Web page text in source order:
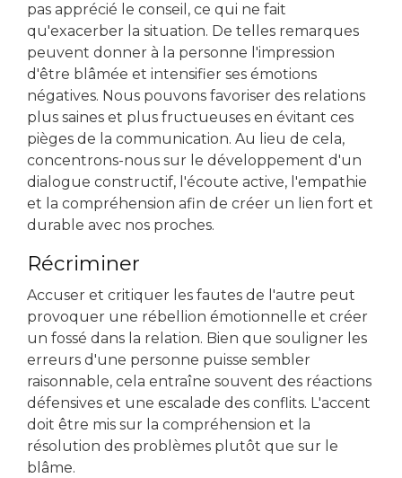
pas apprécié le conseil, ce qui ne fait
qu'exacerber la situation. De telles remarques
peuvent donner à la personne l'impression
d'être blâmée et intensifier ses émotions
négatives. Nous pouvons favoriser des relations
plus saines et plus fructueuses en évitant ces
pièges de la communication. Au lieu de cela,
concentrons-nous sur le développement d'un
dialogue constructif, l'écoute active, l'empathie
et la compréhension afin de créer un lien fort et
durable avec nos proches.
Récriminer
Accuser et critiquer les fautes de l'autre peut
provoquer une rébellion émotionnelle et créer
un fossé dans la relation. Bien que souligner les
erreurs d'une personne puisse sembler
raisonnable, cela entraîne souvent des réactions
défensives et une escalade des conflits. L'accent
doit être mis sur la compréhension et la
résolution des problèmes plutôt que sur le
blâme.